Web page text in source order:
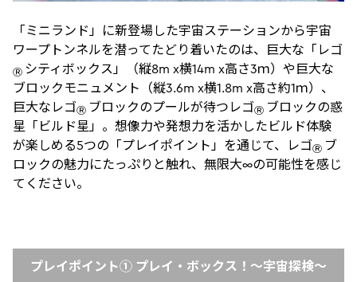
「ミニランド」に新登場した宇宙ステーションから宇宙
ワープトンネルを潜ってたどり着いたのは、巨大な「レゴ
Ⓡ シティボックス」（縦8m x横14m x高さ3ｍ）や巨大な
ブロックモニュメント（縦3.6m x横1.8m x高さ約1ｍ）、
巨大なレゴⓇ ブロックのプールが待つレゴⓇ ブロックの惑
星「ビルド星」。想像力や発想力を活かしたビルド体験
が楽しめる5つの「プレイポイント」を通じて、レゴⓇ ブ
ロックの魅力にたっぷりと触れ、無限大∞の可能性を感じ
てください。
プレイポイント① プレイ・ボックス！〜宇宙探検〜